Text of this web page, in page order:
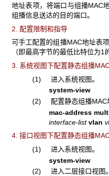
地址表项，将端口与组播MAC
组播信息送达的目的端口。
2. 配置限制和指导
可手工配置的组播MAC地址表
（即最高字节的最低比特位为1
3. 系统视图下配置静态组播
(1) 进入系统视图。
system-view
(2) 配置静态组播MAC
mac-address
interface-listvlan
4. 接口视图下配置静态组播
(1) 进入系统视图。
system-view
(2) 进入二层接口视图。